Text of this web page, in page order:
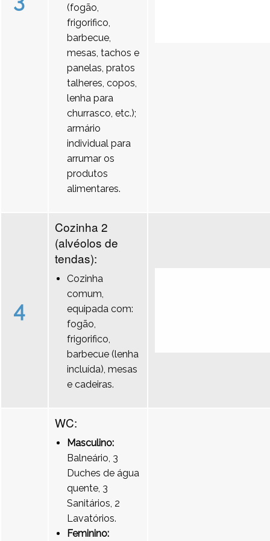
(fogão,
frigorifico,
barbecue,
mesas, tachos e
panelas, pratos
talheres, copos,
lenha para
churrasco, etc.);
armário
individual para
arrumar os
produtos
alimentares.
4
Cozinha 2
(alvéolos de
tendas):
Cozinha
comum,
equipada com:
fogão,
frigorifico,
barbecue (lenha
incluída), mesas
e cadeiras.
WC:
Masculino:
Balneário, 3
Duches de água
quente, 3
Sanitários, 2
Lavatórios.
Feminino: